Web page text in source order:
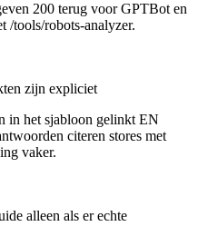
200 terug voor GPTBot en
/tools/robots-analyzer.
zijn expliciet
in het sjabloon gelinkt EN
citeren stores met
vaker.
alleen als er echte